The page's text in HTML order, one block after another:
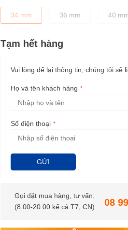
34 mm 36 mm 40
Tạm hết hàng
Vui lòng để lại thông tin, chúng tôi sẽ
Họ và tên khách hàng
Số điện thoại
GỬI
Gọi đặt mua hàng, tư vấn:
(8:00-20:00 kể cả T7, CN)
08